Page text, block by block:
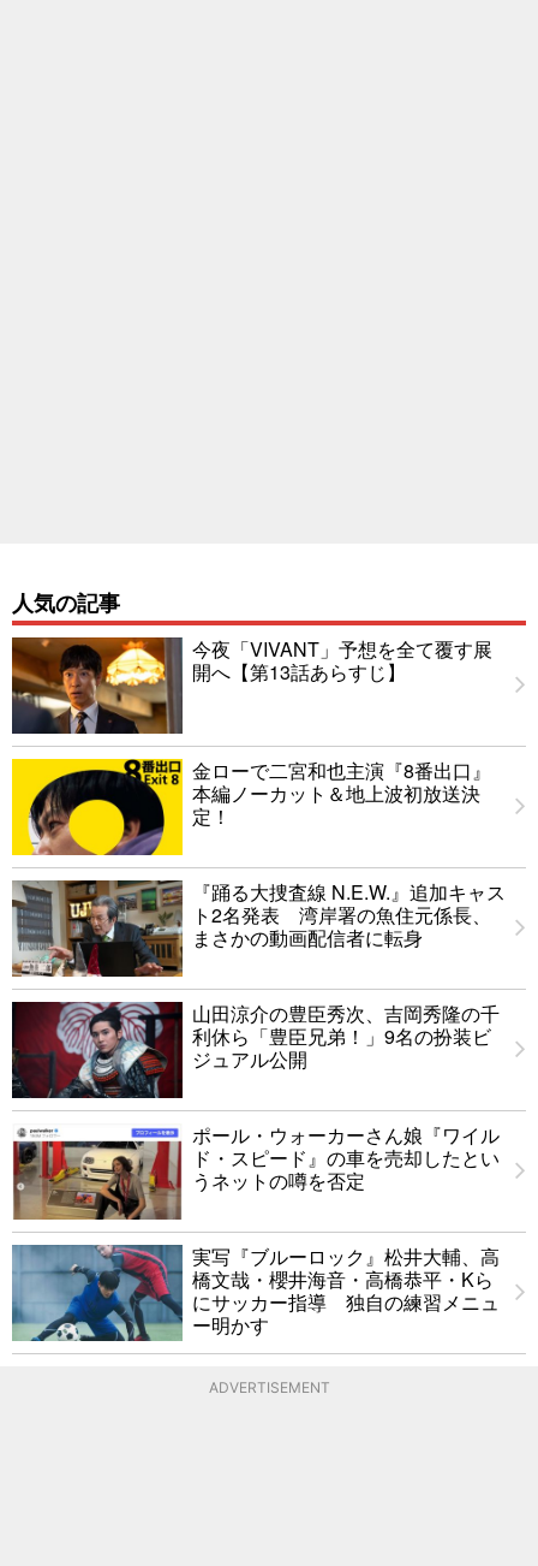
人気の記事
今夜「VIVANT」予想を全て覆す展
開へ【第13話あらすじ】
金ローで二宮和也主演『8番出口』
本編ノーカット＆地上波初放送決
定！
『踊る大捜査線 N.E.W.』追加キャス
ト2名発表 湾岸署の魚住元係長、
まさかの動画配信者に転身
山田涼介の豊臣秀次、吉岡秀隆の千
利休ら「豊臣兄弟！」9名の扮装ビ
ジュアル公開
ポール・ウォーカーさん娘『ワイル
ド・スピード』の車を売却したとい
うネットの噂を否定
実写『ブルーロック』松井大輔、高
橋文哉・櫻井海音・高橋恭平・Kら
にサッカー指導 独自の練習メニュ
ー明かす
ADVERTISEMENT